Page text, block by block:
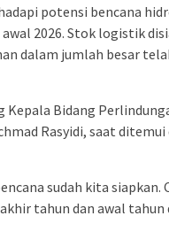
potensi bencana
2026. Stok logistik
dalam jumlah besar
Bidang
Rasyidi, saat ditemui
sudah kita siapkan.
tahun dan awal tahun